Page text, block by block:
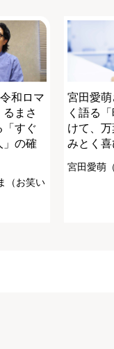
和ロマ
るまさ
「すぐ
」の確
（お笑い
宮田愛
く語る
けて、
みとく喜
宮田愛萌